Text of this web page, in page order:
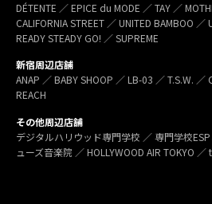
DÉTENTE ／ EPICE du MODE ／ TAY ／
CALIFORNIA STREET ／ UNITED BAMBOO
READY STEADY GO! ／ SUPREME
新宿周辺店舗
ANAP ／ BABY SHOOP ／ LB-03 ／ T.S.W. ／
REACH
その他周辺店舗
デジタルハリウッド専門学校 ／ 専門学校
ューズ音楽院 ／ HOLLYWOOD AIR TOKYO